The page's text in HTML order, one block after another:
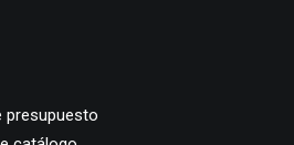
presupuesto